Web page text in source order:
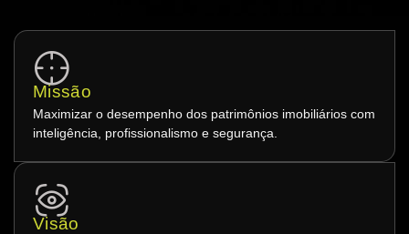
Missão
Maximizar o desempenho dos patrimônios imobiliários com
inteligência, profissionalismo e segurança.
Visão